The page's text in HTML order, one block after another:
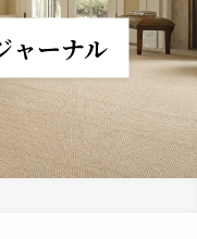
ャーナル